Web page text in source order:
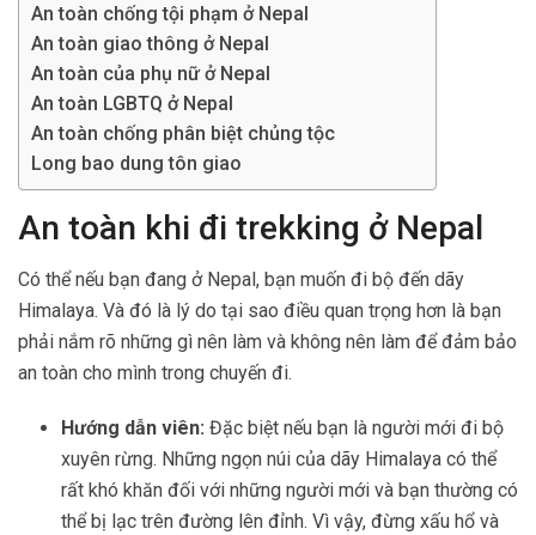
An toàn chống tội phạm ở Nepal
An toàn giao thông ở Nepal
An toàn của phụ nữ ở Nepal
An toàn LGBTQ ở Nepal
An toàn chống phân biệt chủng tộc
Long bao dung tôn giao
An toàn khi đi trekking ở Nepal
Có thể nếu bạn đang ở Nepal, bạn muốn đi bộ đến dãy
Himalaya. Và đó là lý do tại sao điều quan trọng hơn là bạn
phải nắm rõ những gì nên làm và không nên làm để đảm bảo
an toàn cho mình trong chuyến đi.
Hướng dẫn viên: Đặc biệt nếu bạn là người mới đi bộ
xuyên rừng. Những ngọn núi của dãy Himalaya có thể
rất khó khăn đối với những người mới và bạn thường có
thể bị lạc trên đường lên đỉnh. Vì vậy, đừng xấu hổ và